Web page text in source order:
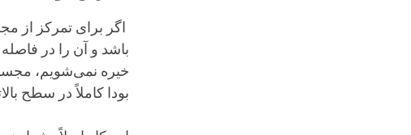
اگر برای تمرکز از
باشد و آن را در
خیره نمی‌شویم،
بودا کاملاً در سطح